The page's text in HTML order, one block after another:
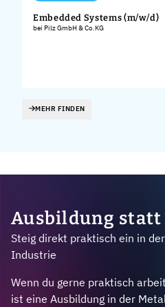
Embedded Systems (m/w/d)
bei Pilz GmbH & Co.KG
MEHR FINDEN
Ausbildung statt
Steig direkt praktisch ein in
Industrie
Wenn du gerne praktisch
ist eine Ausbildung in der